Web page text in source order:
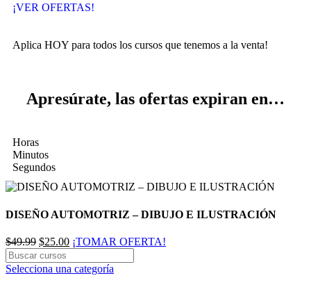
¡VER OFERTAS!
Aplica HOY para todos los cursos que tenemos a la venta!
Apresúrate, las ofertas expiran en…
Horas
Minutos
Segundos
DISEÑO AUTOMOTRIZ – DIBUJO E ILUSTRACIÓN
$49.99 $25.00 ¡TOMAR OFERTA!
Selecciona una categoría